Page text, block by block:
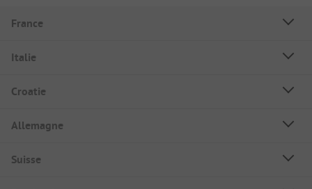
France
Italie
Croatie
Allemagne
Suisse